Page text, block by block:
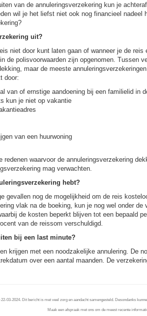
van de annuleringsverzekering kun je
wil je het liefst niet ook nog financieel nadeel
uit?
niet door kunt laten gaan of wanneer je de reis
de polisvoorwaarden zijn opgenomen. Tussen
maar de meeste
door:
van of ernstige aandoening bij een familielid in
kun je niet op vakantie
van een huurwoning
redenen waarvoor de annuleringsverzekering
mag verwachten.
hebt?
gevallen nog de mogelijkheid om de reis
vlak na de boeking, kun je nog wel onder
de kosten beperkt blijven tot een bepaald
van de reissom verschuldigd.
bij een last minute?
krijgen met een noodzakelijke annulering. De
over een aantal maanden. De
03-2024. Dit bericht is met veel zorg en aandacht samengesteld. Desondanks
Maak een afspraak met ons om de meest recente